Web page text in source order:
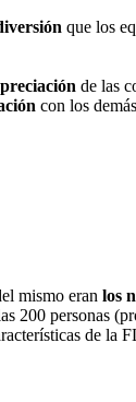
que los
de las
con los
mismo eran los
200 personas
de la